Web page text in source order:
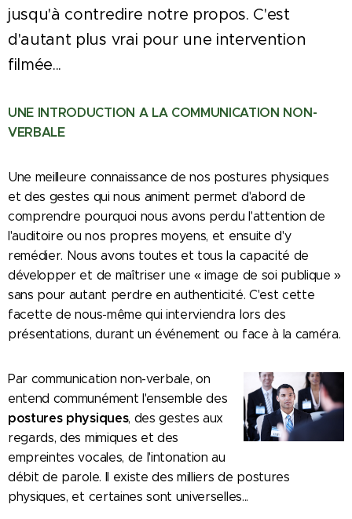
jusqu'à contredire notre propos. C'est
d'autant plus vrai pour une intervention
filmée...
UNE INTRODUCTION A LA COMMUNICATION NON-
VERBALE
Une meilleure connaissance de nos postures physiques
et des gestes qui nous animent permet d'abord de
comprendre pourquoi nous avons perdu l'attention de
l'auditoire ou nos propres moyens, et ensuite d'y
remédier. Nous avons toutes et tous la capacité de
développer et de maîtriser une « image de soi publique »
sans pour autant perdre en authenticité. C'est cette
facette de nous-même qui interviendra lors des
présentations, durant un événement ou face à la caméra.
Par communication non-verbale, on
entend communément l'ensemble des
postures physiques, des gestes aux
regards, des mimiques et des
empreintes vocales, de l'intonation au
débit de parole. Il existe des milliers de postures
physiques, et certaines sont universelles...